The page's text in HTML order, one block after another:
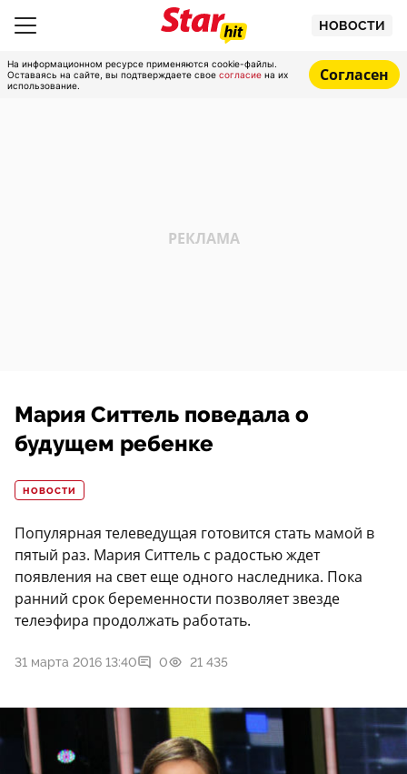
НОВОСТИ
На информационном ресурсе применяются cookie-файлы.
Оставаясь на сайте, вы подтверждаете свое согласие на их
использование.
Согласен
Мария Ситтель поведала о
будущем ребенке
НОВОСТИ
Популярная телеведущая готовится стать мамой в
пятый раз. Мария Ситтель с радостью ждет
появления на свет еще одного наследника. Пока
ранний срок беременности позволяет звезде
телеэфира продолжать работать.
31 марта 2016 13:40 0 21 435